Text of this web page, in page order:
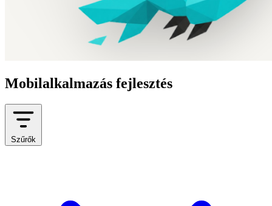
Mobilalkalmazás fejlesztés
Szűrők